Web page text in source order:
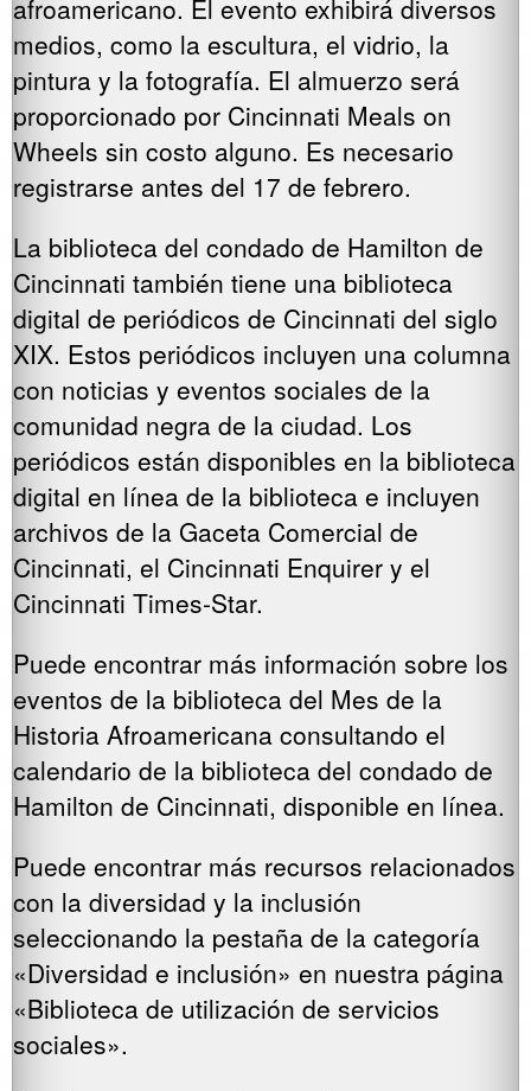
afroamericano. El evento exhibirá diversos
medios, como la escultura, el vidrio, la
pintura y la fotografía. El almuerzo será
proporcionado por Cincinnati Meals on
Wheels sin costo alguno. Es necesario
registrarse antes del 17 de febrero.
La biblioteca del condado de Hamilton de
Cincinnati también tiene una biblioteca
digital de periódicos de Cincinnati del siglo
XIX. Estos periódicos incluyen una columna
con noticias y eventos sociales de la
comunidad negra de la ciudad. Los
periódicos están disponibles en la biblioteca
digital en línea de la biblioteca e incluyen
archivos de la Gaceta Comercial de
Cincinnati, el Cincinnati Enquirer y el
Cincinnati Times-Star.
Puede encontrar más información sobre los
eventos de la biblioteca del Mes de la
Historia Afroamericana consultando el
calendario de la biblioteca del condado de
Hamilton de Cincinnati, disponible en línea.
Puede encontrar más recursos relacionados
con la diversidad y la inclusión
seleccionando la pestaña de la categoría
«Diversidad e inclusión» en nuestra página
«Biblioteca de utilización de servicios
sociales».